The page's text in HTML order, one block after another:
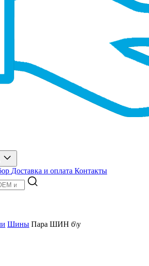
Доставка и оплата Контакты
Шины Пара ШИН б\у